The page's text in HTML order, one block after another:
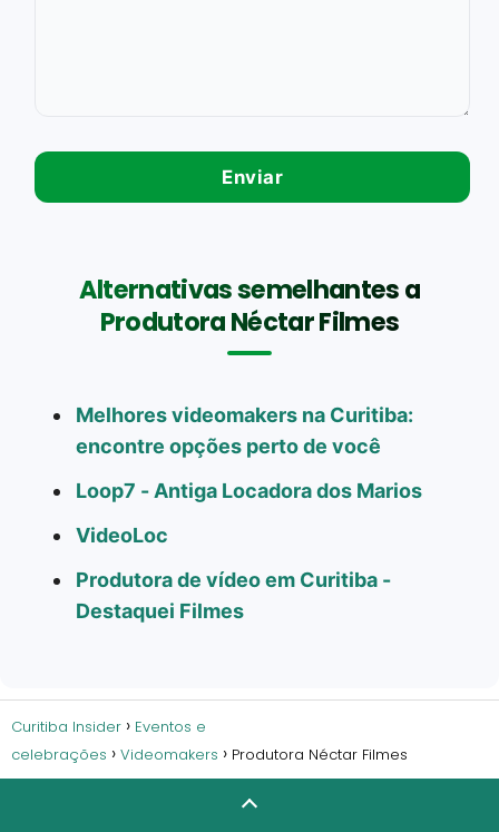
Alternativas semelhantes a
Produtora Néctar Filmes
Melhores videomakers na Curitiba:
encontre opções perto de você
Loop7 - Antiga Locadora dos Marios
VideoLoc
Produtora de vídeo em Curitiba -
Destaquei Filmes
Curitiba Insider
Eventos e
celebrações
Videomakers Produtora Néctar Filmes